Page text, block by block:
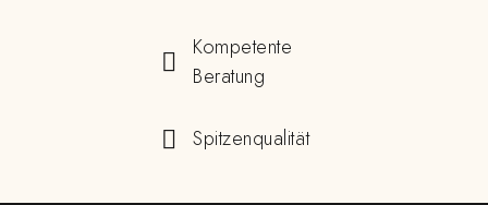
Kompetente
Beratung
Spitzenqualität